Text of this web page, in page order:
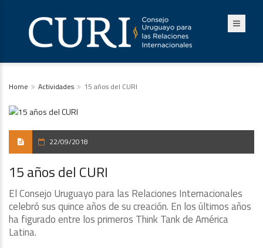
Home Actividades 15 años del CURI
22/09/2018
15 años del CURI
El Consejo Uruguayo para las Relaciones Internacionales
celebró sus quince años de su creación. En los últimos años
ha figurado entre los primeros Think Tank de América
Latina.